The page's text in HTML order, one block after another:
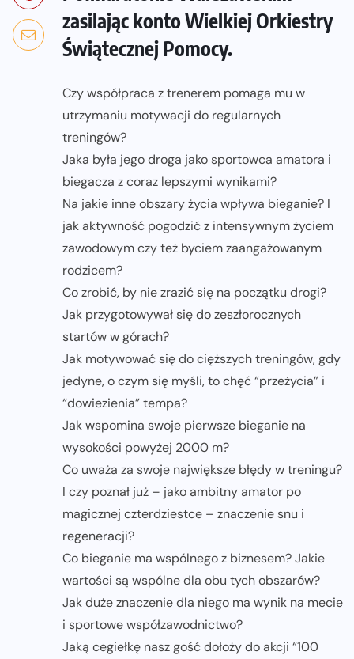
zasilając konto Wielkiej Orkiestry
Świątecznej Pomocy.
Czy współpraca z trenerem pomaga mu w
utrzymaniu motywacji do regularnych
treningów?
Jaka była jego droga jako sportowca amatora i
biegacza z coraz lepszymi wynikami?
Na jakie inne obszary życia wpływa bieganie? I
jak aktywność pogodzić z intensywnym życiem
zawodowym czy też byciem zaangażowanym
rodzicem?
Co zrobić, by nie zrazić się na początku drogi?
Jak przygotowywał się do zeszłorocznych
startów w górach?
Jak motywować się do cięższych treningów, gdy
jedyne, o czym się myśli, to chęć “przeżycia” i
“dowiezienia” tempa?
Jak wspomina swoje pierwsze bieganie na
wysokości powyżej 2000 m?
Co uważa za swoje największe błędy w treningu?
I czy poznał już – jako ambitny amator po
magicznej czterdziestce – znaczenie snu i
regeneracji?
Co bieganie ma wspólnego z biznesem? Jakie
wartości są wspólne dla obu tych obszarów?
Jak duże znaczenie dla niego ma wynik na mecie
i sportowe współzawodnictwo?
Jaką cegiełkę nasz gość dołoży do akcji “100